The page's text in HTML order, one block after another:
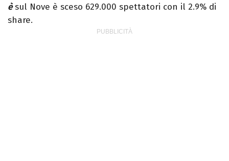
èsul Nove è sceso 629.000 spettatori con il 2.9% di
share.